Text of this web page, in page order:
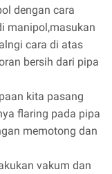
dengan cara
manipol,masukan
cara di atas
bersih dari pipa
kita pasang
flaring pada pipa
memotong dan
vakum dan